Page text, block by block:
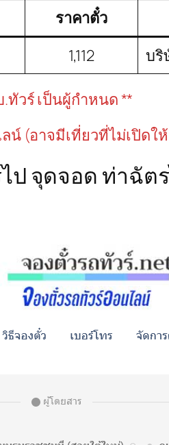
ราคาตั๋ว
1,112 บริ
ทัวร์ เป็นผู้กำหนด **
น์ (อาจมีเที่ยวที่ไม่เปิด
ป จุดจอด ท่าฉัต